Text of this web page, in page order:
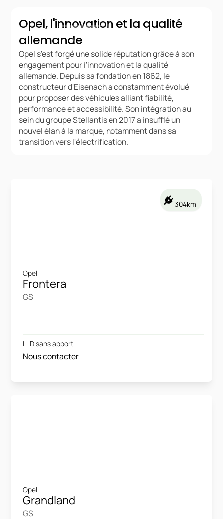
Opel, l'innovation et la qualité
allemande
Opel s'est forgé une solide réputation grâce à son
engagement pour l'innovation et la qualité
allemande. Depuis sa fondation en 1862, le
constructeur d'Eisenach a constamment évolué
pour proposer des véhicules alliant fiabilité,
performance et accessibilité. Son intégration au
sein du groupe Stellantis en 2017 a insufflé un
nouvel élan à la marque, notamment dans sa
transition vers l'électrification.
Opel
Frontera
GS
LLD sans apport
Nous contacter
304km
Opel
Grandland
GS